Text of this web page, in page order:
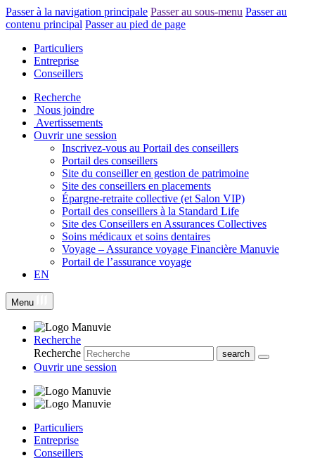
Passer à la navigation principale Passer au sous-menu Passer au
contenu principal Passer au pied de page
Particuliers
Entreprise
Conseillers
Recherche
Nous joindre
Avertissements
Ouvrir une session
Inscrivez-vous au Portail des conseillers
Portail des conseillers
Site du conseiller en gestion de patrimoine
Site des conseillers en placements
Épargne-retraite collective (et Salon VIP)
Portail des conseillers à la Standard Life
Site des Conseillers en Assurances Collectives
Soins médicaux et soins dentaires
Voyage – Assurance voyage Financière Manuvie
Portail de l’assurance voyage
EN
Menu
Recherche
Recherche
Ouvrir une session
Particuliers
Entreprise
Conseillers